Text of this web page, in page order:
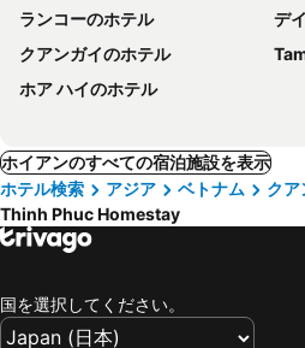
ランコーのホテル
デ
クアンガイのホテル
ホア ハイのホテル
ホイアンのすべての宿泊施設を表示
ホテル検索
アジア ベトナム クア
Thinh Phuc Homestay
国を選択してください。